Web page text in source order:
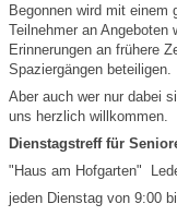
Begonnen wird mit
Teilnehmer an Angeboten
Erinnerungen an frühere
Spaziergängen beteiligen.
Aber auch wer nur dabei
uns herzlich willkommen.
Dienstagstreff für
"Haus am Hofgarten"
jeden Dienstag von 9:00